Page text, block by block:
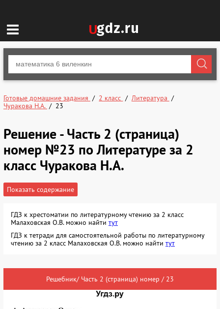
Готовые домашние задания 2 класс
Литература
Чуракова Н.А.
23
Решение - Часть 2 (страница)
номер №23 по Литературе за 2
класс Чуракова Н.А.
Показать содержание
ГДЗ к хрестоматии по литературному чтению за 2 класс
Малаховская О.В. можно найти тут
ГДЗ к тетради для самостоятельной работы по литературному
чтению за 2 класс Малаховская О.В. можно найти тут
Решебник/ Часть 2 (страница) номер / 23